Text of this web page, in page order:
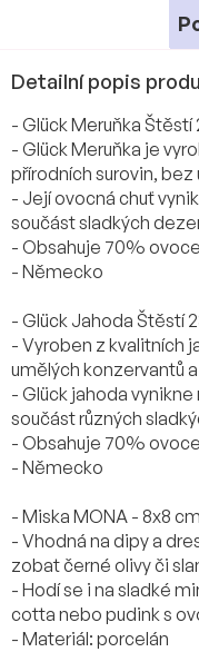
Detailní popis
- Glück Meruňka Štěstí
- Glück Meruňka je
přírodních surovin,
- Její ovocná chuť
součást sladkých
- Obsahuje 70% ovoce
- Německo
- Glück Jahoda Štěstí
- Vyroben z kvalitních
umělých konzervantů
- Glück jahoda
součást různých
- Obsahuje 70% ovoce
- Německo
- Miska MONA - 8x8 cm
- Vhodná na dipy a
zobat černé olivy či
- Hodí se i na sladké
cotta nebo pudink s
- Materiál: porcelán